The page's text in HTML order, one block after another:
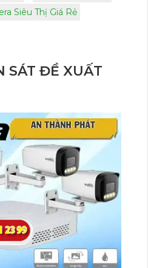
Siêu Thị Giá Rẻ
SÁT ĐỀ XUẤT